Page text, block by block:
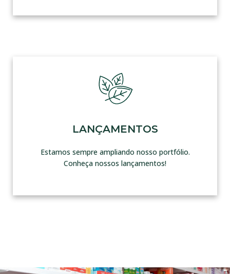
LANÇAMENTOS
Estamos sempre ampliando nosso portfólio.
Conheça nossos lançamentos!